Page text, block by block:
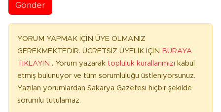
Gönder
YORUM YAPMAK İÇİN ÜYE OLMANIZ
GEREKMEKTEDİR. ÜCRETSİZ ÜYELİK İÇİN BURAYA
TIKLAYIN . Yorum yazarak topluluk kurallarımızı kabul
etmiş bulunuyor ve tüm sorumluluğu üstleniyorsunuz.
Yazılan yorumlardan Sakarya Gazetesi hiçbir şekilde
sorumlu tutulamaz.